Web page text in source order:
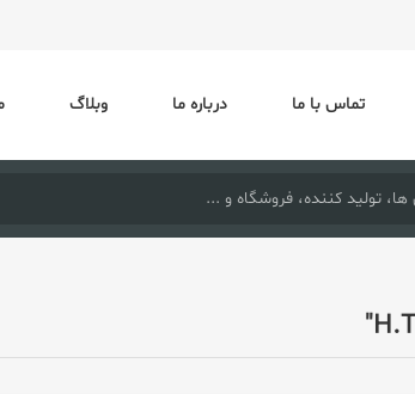
تماس با ما درباره ما وبلاگ